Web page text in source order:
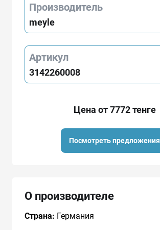
Производитель
meyle
Артикул
3142260008
Цена от 7772 тенге
Посмотреть предложения
О производителе
Страна: Германия